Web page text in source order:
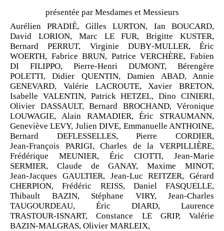
présentée par Mesdames et Messieurs
Aurélien PRADIÉ, Gilles LURTON,
Ian BOUCARD,
David LORION,
Marc LE FUR,
Brigitte KUSTER,
Bernard PERRUT,
Virginie DUBY‑MULLER,
Éric
WOERTH, Fabrice BRUN, Patrice VERCHÈRE, Fabien
DI
FILIPPO, Pierre‑Henri DUMONT,
Bérengère
POLETTI,
Didier QUENTIN, Damien ABAD,
Annie
GENEVARD,
Valérie LACROUTE,
Xavier BRETON,
Isabelle VALENTIN, Patrick HETZEL, Dino CINIERI,
Olivier DASSAULT, Bernard BROCHAND, Véronique
LOUWAGIE,
Alain RAMADIER,
Éric STRAUMANN,
Geneviève LEVY, Julien DIVE, Emmanuelle ANTHOINE,
Bernard DEFLESSELLES,
Pierre CORDIER,
Jean‑François PARIGI, Charles de la
VERPILLIÈRE,
Frédérique MEUNIER,
Éric CIOTTI, Jean‑Marie
SERMIER,
Claude de GANAY,
Maxime MINOT,
Jean‑Jacques GAULTIER, Jean‑Luc REITZER, Gérard
CHERPION,Frédéric REISS, Daniel FASQUELLE,
Thibault BAZIN, Stéphane VIRY, Jean‑Charles
TAUGOURDEAU, Éric DIARD, Laurence
TRASTOUR‑ISNART,Constance LE GRIP, Valérie
BAZIN‑MALGRAS, Olivier MARLEIX,